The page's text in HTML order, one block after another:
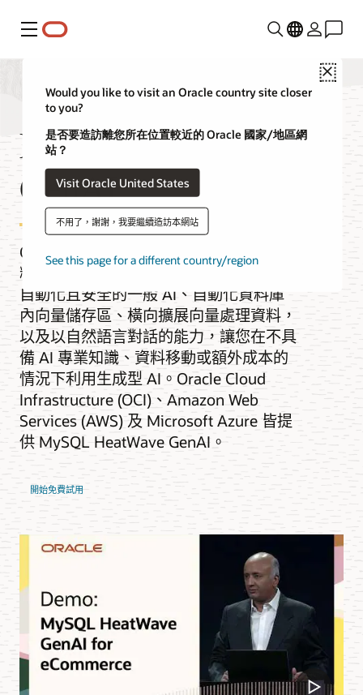
功能表
Close
Would you like to visit an Oracle country site closer
to you?
是否要造訪離您所在位置較近的 Oracle 國家/地區網
站？
Visit Oracle United States
不用了，謝謝，我要繼續造訪本網站
See this page for a different country/region
MySQL HeatWave
GenAI
Oracle MySQL HeatWave GenAI 透過資
料庫內大型語言模型 (LLM)，提供整合、
自動化且安全的一般 AI、自動化資料庫
內向量儲存區、橫向擴展向量處理資料，
以及以自然語言對話的能力，讓您在不具
備 AI 專業知識、資料移動或額外成本的
情況下利用生成型 AI。Oracle Cloud
Infrastructure (OCI)、Amazon Web
Services (AWS) 及 Microsoft Azure 皆提
供 MySQL HeatWave GenAI。
開始免費試用